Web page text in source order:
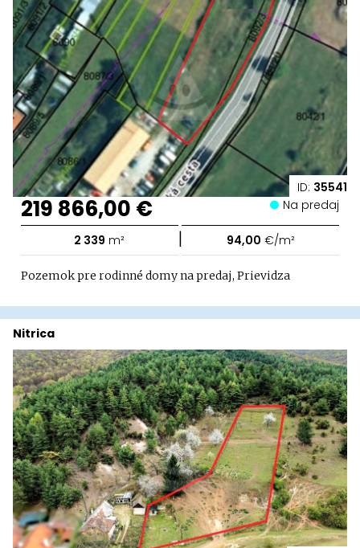
ID: 35541
219 866,00 € Na predaj
2 339 m² | 94,00 €/m²
Pozemok pre rodinné domy na predaj, Prievidza
Nitrica